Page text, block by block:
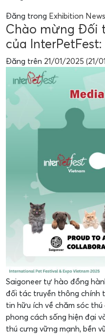
Đăng trong Exhibition News
Chào mừng Đối
của
Đăng trên 21/01/2025 (21/
Saigoneer tự hào đồng
đối tác truyền thông chính
tin hữu ích về chăm sóc
phong cách sống hiện đại
thú cưng vững mạnh, bền